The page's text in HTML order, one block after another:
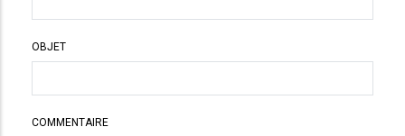
OBJET
COMMENTAIRE